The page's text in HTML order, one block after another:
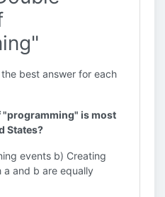
the best answer for each
"programming" is most
States?
events b) Creating
a and b are equally